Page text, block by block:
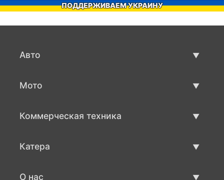
ПОДДЕРЖИВАЕМ УКРАИНУ
Авто
Мото
Коммерческая техника
Катера
О нас